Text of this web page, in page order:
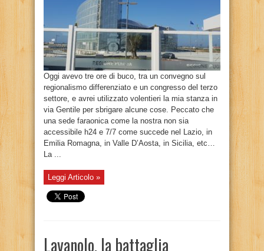
Oggi avevo tre ore di buco, tra un convegno sul
regionalismo differenziato e un congresso del terzo
settore, e avrei utilizzato volentieri la mia stanza in
via Gentile per sbrigare alcune cose. Peccato che
una sede faraonica come la nostra non sia
accessibile h24 e 7/7 come succede nel Lazio, in
Emilia Romagna, in Valle D’Aosta, in Sicilia, etc…
La ...
Leggi Articolo »
Lavanolo, la battaglia